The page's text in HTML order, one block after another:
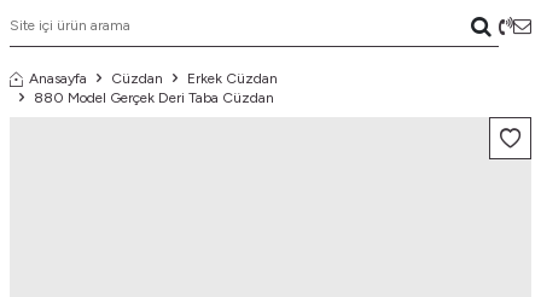
Anasayfa Cüzdan
Erkek Cüzdan
880 Model Gerçek Deri Taba Cüzdan